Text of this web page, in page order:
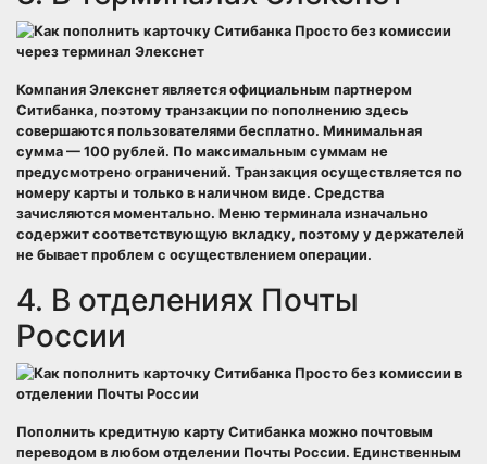
Компания Элекснет является официальным партнером
Ситибанка, поэтому транзакции по пополнению здесь
совершаются пользователями бесплатно. Минимальная
сумма — 100 рублей. По максимальным суммам не
предусмотрено ограничений. Транзакция осуществляется по
номеру карты и только в наличном виде. Средства
зачисляются моментально. Меню терминала изначально
содержит соответствующую вкладку, поэтому у держателей
не бывает проблем с осуществлением операции.
4. В отделениях Почты
России
Пополнить кредитную карту Ситибанка можно почтовым
переводом в любом отделении Почты России. Единственным